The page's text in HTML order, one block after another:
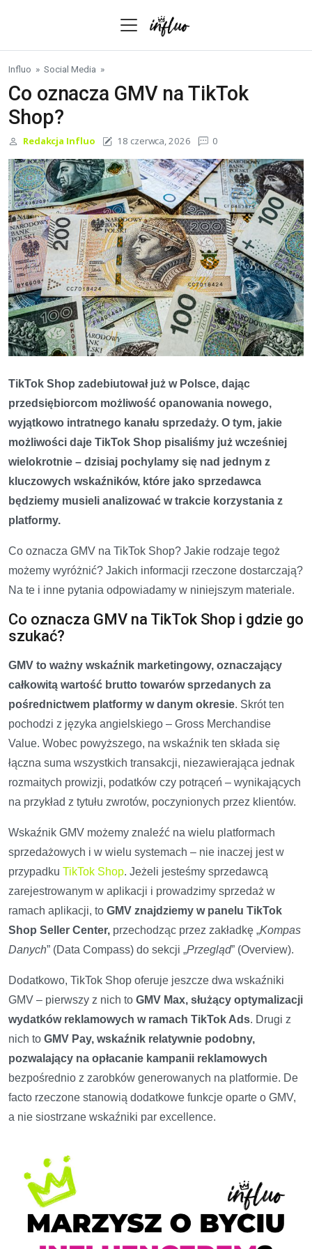
Influo » Social Media »
Co oznacza GMV na TikTok
Shop?
Redakcja Influo 18 czerwca, 2026 0
TikTok Shop zadebiutował już w Polsce, dając
przedsiębiorcom możliwość opanowania nowego,
wyjątkowo intratnego kanału sprzedaży. O tym, jakie
możliwości daje TikTok Shop pisaliśmy już wcześniej
wielokrotnie – dzisiaj pochylamy się nad jednym z
kluczowych wskaźników, które jako sprzedawca
będziemy musieli analizować w trakcie korzystania z
platformy.
Co oznacza GMV na TikTok Shop? Jakie rodzaje tegoż
możemy wyróżnić? Jakich informacji rzeczone dostarczają?
Na te i inne pytania odpowiadamy w niniejszym materiale.
Co oznacza GMV na TikTok Shop i gdzie go
szukać?
GMV to ważny wskaźnik marketingowy, oznaczający
całkowitą wartość brutto towarów sprzedanych za
pośrednictwem platformy w danym okresie. Skrót ten
pochodzi z języka angielskiego – Gross Merchandise
Value. Wobec powyższego, na wskaźnik ten składa się
łączna suma wszystkich transakcji, niezawierająca jednak
rozmaitych prowizji, podatków czy potrąceń – wynikających
na przykład z tytułu zwrotów, poczynionych przez klientów.
Wskaźnik GMV możemy znaleźć na wielu platformach
sprzedażowych i w wielu systemach – nie inaczej jest w
przypadku TikTok Shop. Jeżeli jesteśmy sprzedawcą
zarejestrowanym w aplikacji i prowadzimy sprzedaż w
ramach aplikacji, to GMV znajdziemy w panelu TikTok
Shop Seller Center, przechodząc przez zakładkę „Kompas
Danych” (Data Compass) do sekcji „Przegląd” (Overview).
Dodatkowo, TikTok Shop oferuje jeszcze dwa wskaźniki
GMV – pierwszy z nich to GMV Max, służący optymalizacji
wydatków reklamowych w ramach TikTok Ads. Drugi z
nich to GMV Pay, wskaźnik relatywnie podobny,
pozwalający na opłacanie kampanii reklamowych
bezpośrednio z zarobków generowanych na platformie. De
facto rzeczone stanowią dodatkowe funkcje oparte o GMV,
a nie siostrzane wskaźniki par excellence.